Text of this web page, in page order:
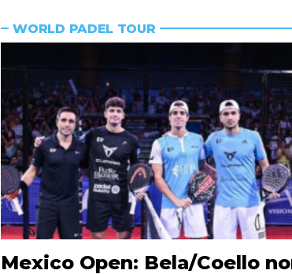
WORLD PADEL TOUR
Mexico Open: Bela/Coello